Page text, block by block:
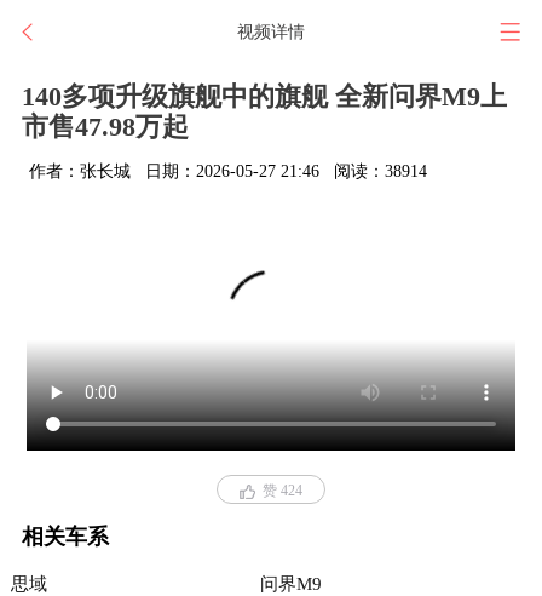
视频详情
140多项升级旗舰中的旗舰 全新问界M9上
市售47.98万起
作者：张长城 日期：2026-05-27 21:46 阅读：38914
赞 424
相关车系
思域 问界M9